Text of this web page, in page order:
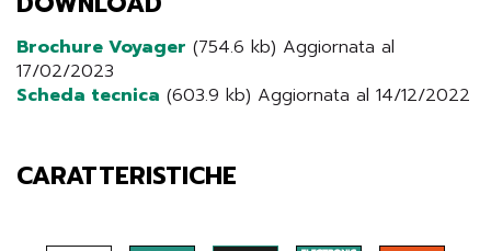
Brochure Voyager (754.6 kb) Aggiornata al
17/02/2023
Scheda tecnica (603.9 kb) Aggiornata al 14/12/2022
CARATTERISTICHE